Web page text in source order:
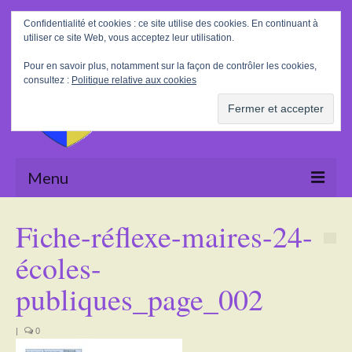
Rechercher
:
Menu
La Mairie
Tourisme
Fiche-réflexe-maires-24-
écoles-
publiques_page_002
| 0
Confidentialité et cookies : ce site utilise des cookies. En continuant à
utiliser ce site Web, vous acceptez leur utilisation.
Pour en savoir plus, notamment sur la façon de contrôler les cookies,
consultez : Politique relative aux cookies